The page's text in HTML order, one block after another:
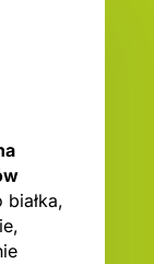
białka,